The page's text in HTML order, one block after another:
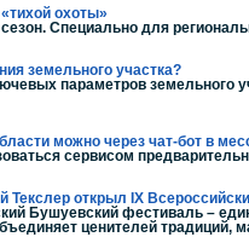
охоты»
Специально для
земельного участка?
параметров земельного
можно через чат-бот в
сервисом
Текслер открыл IX
Бушуевский фестиваль –
ценителей традиций,